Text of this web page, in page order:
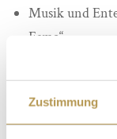
Zustimmung
Musik und
Fame“
Ausgiebiges
4-Gang Menü